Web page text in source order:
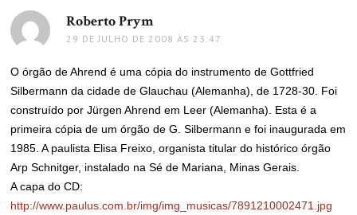
Roberto Prym
29 DE JULHO DE 2008 ÀS 23:47
O órgão de Ahrend é uma cópia do instrumento de Gottfried
Silbermann da cidade de Glauchau (Alemanha), de 1728-30. Foi
construído por Jürgen Ahrend em Leer (Alemanha). Esta é a
primeira cópia de um órgão de G. Silbermann e foi inaugurada em
1985. A paulista Elisa Freixo, organista titular do histórico órgão
Arp Schnitger, instalado na Sé de Mariana, Minas Gerais.
A capa do CD:
http://www.paulus.com.br/img/img_musicas/7891210002471.jpg